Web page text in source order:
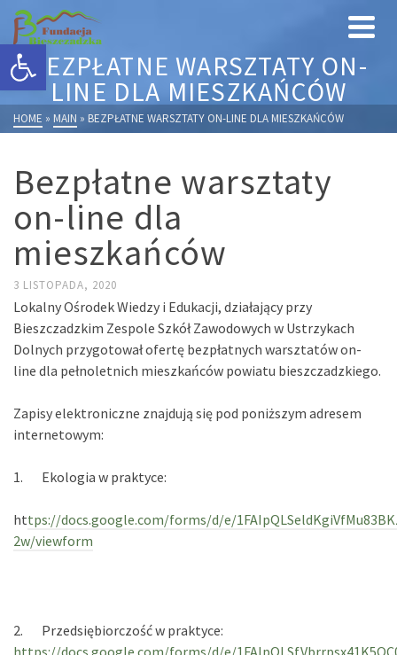
Otwórz pasek narzędzi
BEZPŁATNE WARSZTATY ON-
LINE DLA MIESZKAŃCÓW
HOME » MAIN » BEZPŁATNE WARSZTATY ON-LINE DLA MIESZKAŃCÓW
Bezpłatne warsztaty
on-line dla
mieszkańców
3 LISTOPADA, 2020
Lokalny Ośrodek Wiedzy i Edukacji, działający przy
Bieszczadzkim Zespole Szkół Zawodowych w Ustrzykach
Dolnych przygotował ofertę bezpłatnych warsztatów on-
line dla pełnoletnich mieszkańców powiatu bieszczadzkiego.
Zapisy elektroniczne znajdują się pod poniższym adresem
internetowym:
1. Ekologia w praktyce:
https://docs.google.com/forms/d/e/
2w/viewform
2. Przedsiębiorczość w praktyce:
https://docs.google.com/forms/d/e/